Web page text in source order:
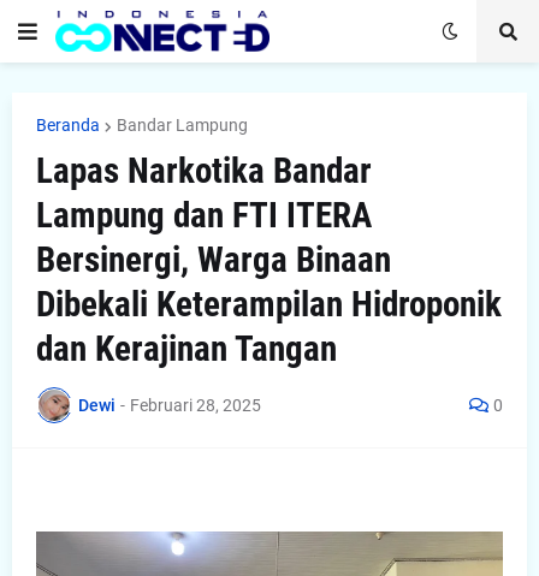
Beranda Bandar Lampung
Lapas Narkotika Bandar
Lampung dan FTI ITERA
Bersinergi, Warga Binaan
Dibekali Keterampilan Hidroponik
dan Kerajinan Tangan
Dewi - Februari 28, 2025 0